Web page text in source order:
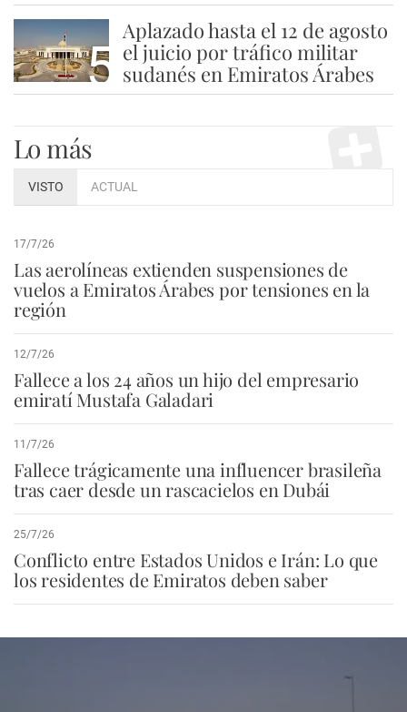
5
Aplazado hasta el 12 de agosto
el juicio por tráfico militar
sudanés en Emiratos Árabes
Lo más
VISTO ACTUAL
17/7/26
Las aerolíneas extienden suspensiones de
vuelos a Emiratos Árabes por tensiones en la
región
12/7/26
Fallece a los 24 años un hijo del empresario
emiratí Mustafa Galadari
11/7/26
Fallece trágicamente una influencer brasileña
tras caer desde un rascacielos en Dubái
25/7/26
Conflicto entre Estados Unidos e Irán: Lo que
los residentes de Emiratos deben saber